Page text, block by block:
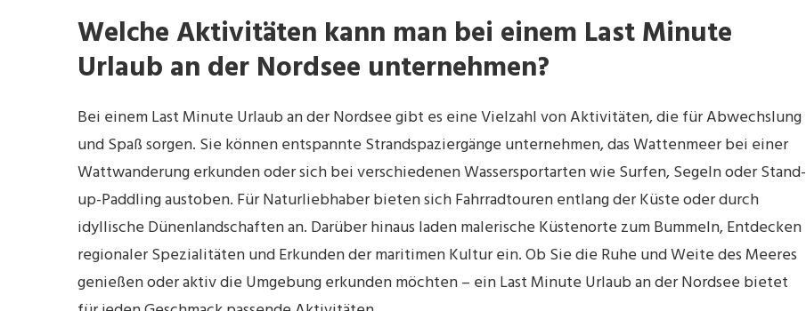
Welche Aktivitäten kann man bei einem Last Minute
Urlaub an der Nordsee unternehmen?
Bei einem Last Minute Urlaub an der Nordsee gibt es eine Vielzahl von Aktivitäten, die für Abwechslung
und Spaß sorgen. Sie können entspannte Strandspaziergänge unternehmen, das Wattenmeer bei einer
Wattwanderung erkunden oder sich bei verschiedenen Wassersportarten wie Surfen, Segeln oder Stand-
up-Paddling austoben. Für Naturliebhaber bieten sich Fahrradtouren entlang der Küste oder durch
idyllische Dünenlandschaften an. Darüber hinaus laden malerische Küstenorte zum Bummeln, Entdecken
regionaler Spezialitäten und Erkunden der maritimen Kultur ein. Ob Sie die Ruhe und Weite des Meeres
genießen oder aktiv die Umgebung erkunden möchten – ein Last Minute Urlaub an der Nordsee bietet